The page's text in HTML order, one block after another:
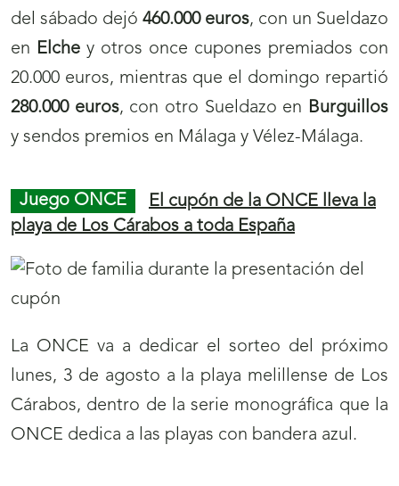
del sábado dejó 460.000 euros, con un Sueldazo
en Elche y otros once cupones premiados con
20.000 euros, mientras que el domingo repartió
280.000 euros, con otro Sueldazo en Burguillos
y sendos premios en Málaga y Vélez-Málaga.
Juego ONCE
El cupón de la ONCE lleva la
playa de Los Cárabos a toda España
La ONCE va a dedicar el sorteo del próximo
lunes, 3 de agosto a la playa melillense de Los
Cárabos, dentro de la serie monográfica que la
ONCE dedica a las playas con bandera azul.